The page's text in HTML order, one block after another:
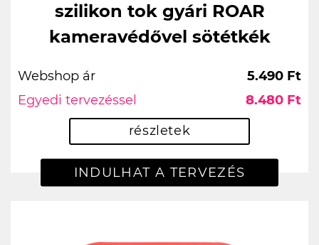
szilikon tok gyári ROAR
kameravédővel sötétkék
Webshop ár
5.490 Ft
Egyedi tervezéssel
8.480 Ft
részletek
INDULHAT A TERVEZÉS